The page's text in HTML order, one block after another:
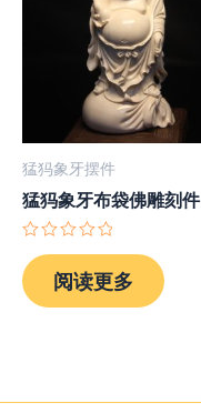
猛犸象牙摆件
猛犸象牙布袋佛雕刻件
分
0
&sol;
阅读更多